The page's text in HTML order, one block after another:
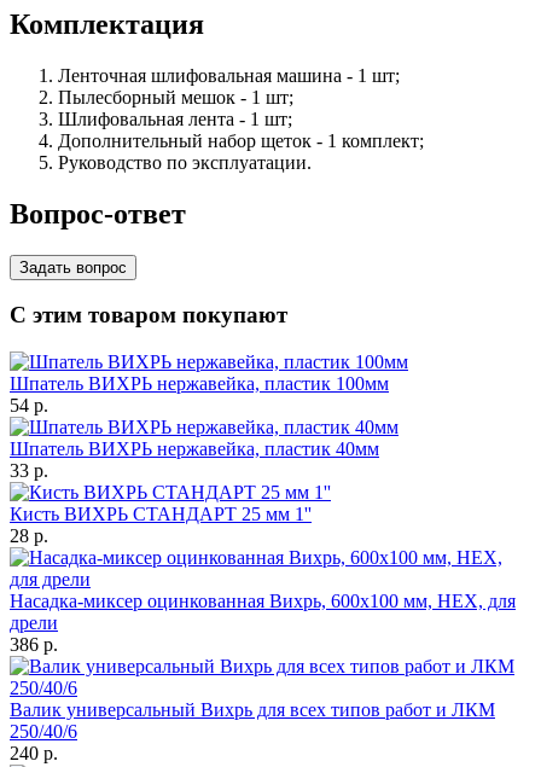
Комплектация
Ленточная шлифовальная машина - 1 шт;
Пылесборный мешок - 1 шт;
Шлифовальная лента - 1 шт;
Дополнительный набор щеток - 1 комплект;
Руководство по эксплуатации.
Вопрос-ответ
Задать вопрос
С этим товаром покупают
Шпатель ВИХРЬ нержавейка, пластик 100мм
54 p.
Шпатель ВИХРЬ нержавейка, пластик 40мм
33 p.
Кисть ВИХРЬ СТАНДАРТ 25 мм 1''
28 p.
Насадка-миксер оцинкованная Вихрь, 600х100 мм, НЕХ, для
дрели
386 p.
Валик универсальный Вихрь для всех типов работ и ЛКМ
250/40/6
240 p.